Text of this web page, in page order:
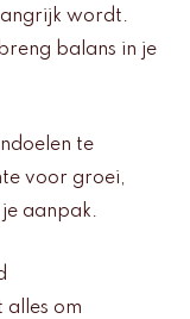
wordt.
balans in je
te
voor groei,
aanpak.
alles om